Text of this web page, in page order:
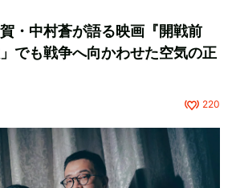
・中村蒼が語る映画『開戦前
でも戦争へ向かわせた空気の正
220